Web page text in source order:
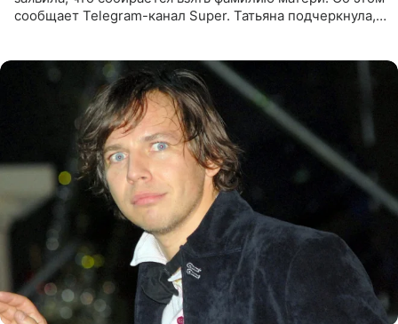
сообщает Telegram-канал Super. Татьяна подчеркнула,